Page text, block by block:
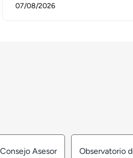
07/08/2026
Consejo Asesor Observatorio